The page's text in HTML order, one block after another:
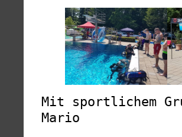
Mit sportlichem
Mario